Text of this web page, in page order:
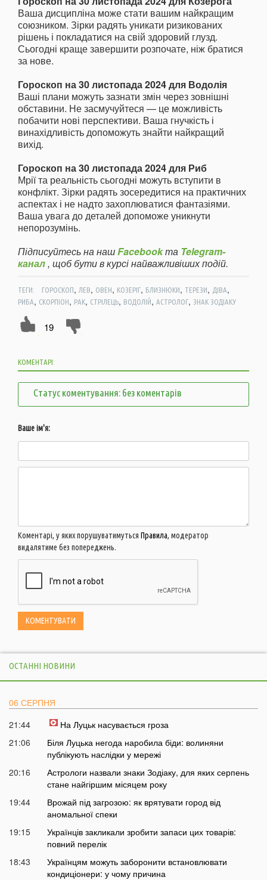
Ваша дисципліна може стати вашим найкращим
союзником. Зірки радять уникати ризикованих
рішень і покладатися на свій здоровий глузд.
Сьогодні краще завершити розпочате, ніж братися
за нове.
Гороскоп на 30 листопада 2024 для Водолія
Ваші плани можуть зазнати змін через зовнішні
обставини. Не засмучуйтеся — це можливість
побачити нові перспективи. Ваша гнучкість і
винахідливість допоможуть знайти найкращий
вихід.
Гороскоп на 30 листопада 2024 для Риб
Мрії та реальність сьогодні можуть вступити в
конфлікт. Зірки радять зосередитися на практичних
аспектах і не надто захоплюватися фантазіями.
Ваша увага до деталей допоможе уникнути
непорозумінь.
Підписуйтесь на нашFacebookта Telegram-
канал, щоб бути в курсі найважливіших подій.
ТЕГИ: ГОРОСКОП, ЛЕВ, ОВЕН, КОЗЕРІГ, БЛИЗНЮКИ, ТЕРЕЗИ, ДІВА,
РИБА, СКОРПІОН, РАК, СТРІЛЕЦЬ, ВОДОЛІЙ, АСТРОЛОГ, ЗНАК ЗОДІАКУ
19
КОМЕНТАРІ:
Статус коментування: без коментарів
Ваше ім'я:
Коментарі, у яких порушуватимуться Правила, модератор
видалятиме без попереджень.
ОСТАННІ НОВИНИ
06 СЕРПНЯ
21:44
На Луцьк насувається гроза
21:06
Біля Луцька негода наробила біди: волиняни
публікують наслідки у мережі
20:16
Астрологи назвали знаки Зодіаку, для яких серпень
стане найгіршим місяцем року
19:44
Врожай під загрозою: як врятувати город від
аномальної спеки
19:15
Українців закликали зробити запаси цих товарів:
повний перелік
18:43
Українцям можуть заборонити встановлювати
кондиціонери: у чому причина